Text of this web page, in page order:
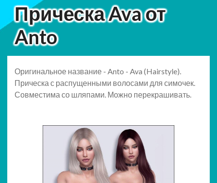
Прическа Ava от
Anto
Оригинальное название - Anto - Ava (Hairstyle).
Прическа с распущенными волосами для симочек.
Совместима со шляпами. Можно перекрашивать.